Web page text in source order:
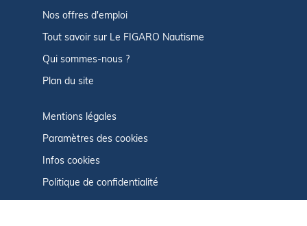
Nos offres d'emploi
Tout savoir sur Le FIGARO Nautisme
Qui sommes-nous ?
Plan du site
Mentions légales
Paramètres des cookies
Infos cookies
Politique de confidentialité
CGU